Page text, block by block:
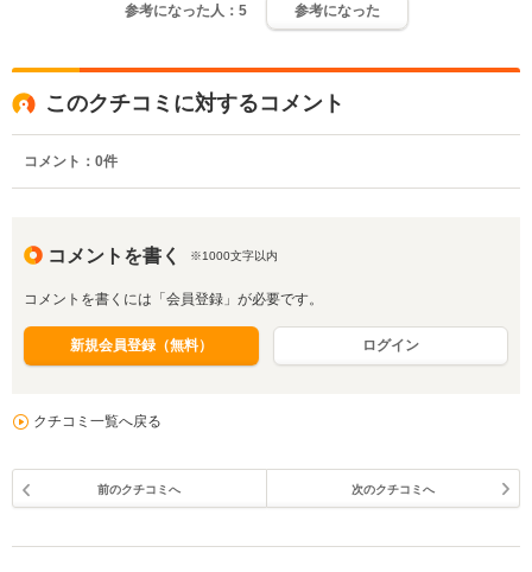
参考になった人： 5 参考になった
このクチコミに対するコメント
コメント： 0件
コメントを書く ※1000文字以内
コメントを書くには「会員登録」が必要です。
新規会員登録（無料） ログイン
クチコミ一覧へ戻る
前のクチコミへ 次のクチコミへ